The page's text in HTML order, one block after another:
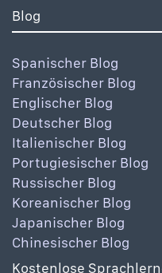
Blog
Spanischer Blog
Französischer Blog
Englischer Blog
Deutscher Blog
Italienischer Blog
Portugiesischer Blog
Russischer Blog
Koreanischer Blog
Japanischer Blog
Chinesischer Blog
Kostenlose